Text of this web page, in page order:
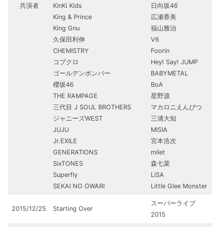
共演者
KinKi Kids
King & Prince
King Gnu
久保田利伸
CHEMISTRY
コブクロ
ゴールデンボンバー
櫻坂46
THE RAMPAGE
三代目 J SOUL BROTHERS
ジャニーズWEST
JUJU
Jr.EXILE
GENERATIONS
SixTONES
Superfly
SEKAI NO OWARI
日向坂46
広瀬香美
福山雅治
V6
Foorin
Hey! Say! JUMP
BABYMETAL
BoA
星野源
マカロニえんぴつ
三浦大知
MISIA
宮本浩次
milet
森七菜
LiSA
Little Glee Monster
2015/12/25 Starting Over
スーパーライブ
2015